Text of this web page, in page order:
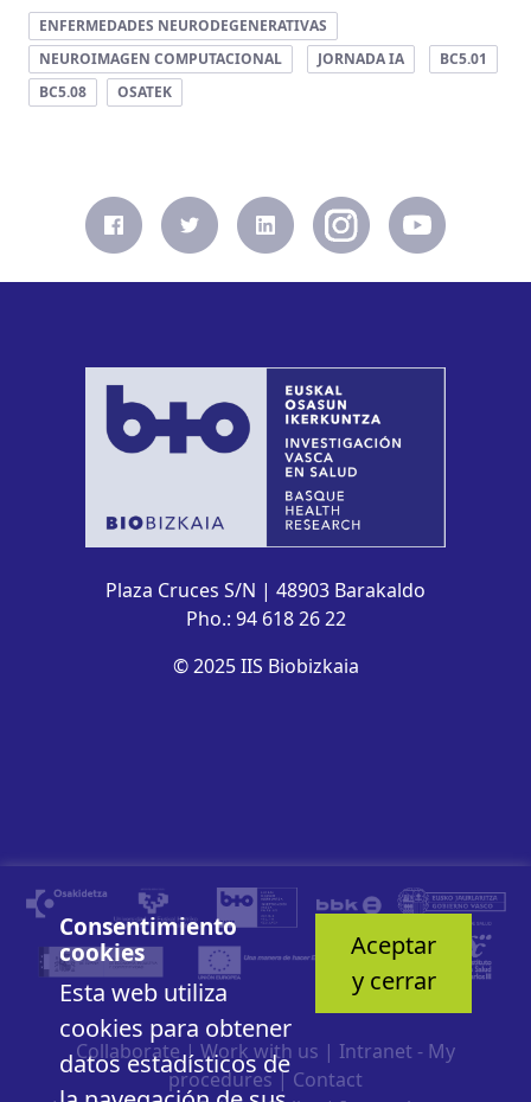
ENFERMEDADES NEURODEGENERATIVAS
NEUROIMAGEN COMPUTACIONAL
JORNADA IA
BC5.01
BC5.08
OSATEK
Plaza Cruces S/N | 48903 Barakaldo
Pho.: 94 618 26 22
© 2025 IIS Biobizkaia
Consentimiento
cookies
Esta web utiliza
cookies para obtener
datos estadísticos de
Aceptar
y cerrar
Collaborate| Work with us | Intranet - My
procedures|Contact